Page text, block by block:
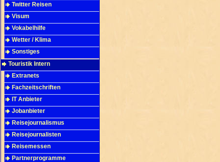
Twitter Reisen
Visum
Vokabelhilfe
Wetter / Klima
Sonstiges
Touristik Intern
Extranets
Fachzeitschriften
IT Anbieter
Jobanbieter
Reisejournalismus
Reisejournalisten
Reisemessen
Partnerprogramme